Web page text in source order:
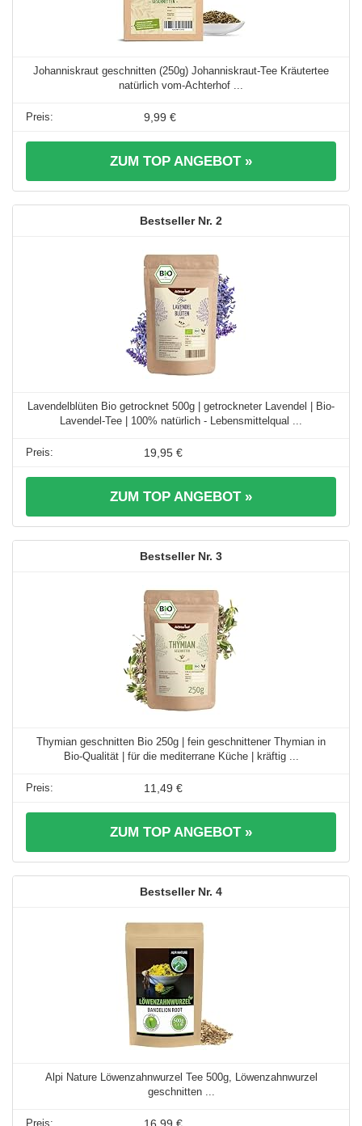
Johanniskraut geschnitten (250g) Johanniskraut-Tee Kräutertee
natürlich vom-Achterhof ...
9,99 €
ZUM TOP ANGEBOT »
2
Lavendelblüten Bio getrocknet 500g | getrockneter Lavendel | Bio-
Lavendel-Tee | 100% natürlich - Lebensmittelqual ...
19,95 €
ZUM TOP ANGEBOT »
3
Thymian geschnitten Bio 250g | fein geschnittener Thymian in
Bio-Qualität | für die mediterrane Küche | kräftig ...
11,49 €
ZUM TOP ANGEBOT »
4
Alpi Nature Löwenzahnwurzel Tee 500g, Löwenzahnwurzel
geschnitten ...